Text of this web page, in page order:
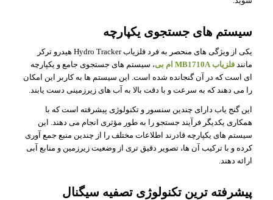
سیستم های جستجوی یکپارچه
یکی از ویژگی های منحصر به فرد فلزیاب Hydro Tracker هیدرو ترکر
مانند فلزیاب MB1710A ام بی
، سیستم های جستجوی جامع و یکپارچه
ای است که در آن گنجانده شده است. این سیستم ها به کاربر این امکان
را می دهند که به سرعت و با دقت بالا به آب های زیرزمینی دست یابند.
این گنج یاب دارای چندین سنسور و تکنولوژی پیشرفته است که با
همکاری یکدیگر فرآیند جستجو را به طور مؤثری انجام می دهند. این
سیستم های یکپارچه قادرند اطلاعات مختلف را از چندین منبع جمع آوری
کرده و با ترکیب آن ها، تصویر دقیق تری از وضعیت زیرزمین و منابع آبی
ارائه دهند.
پیشرفته ترین تکنولوژی تصفیه سیگنال